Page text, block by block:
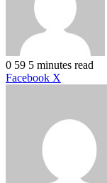
0 59 5 minutes read
Facebook X